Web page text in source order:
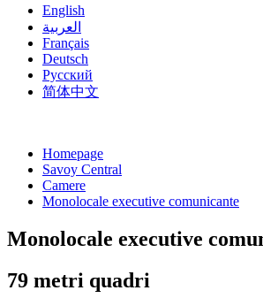
English
العربية
Français
Deutsch
Русский
简体中文
Homepage
Savoy Central
Camere
Monolocale executive comunicante
Monolocale executive
79 metri quadri